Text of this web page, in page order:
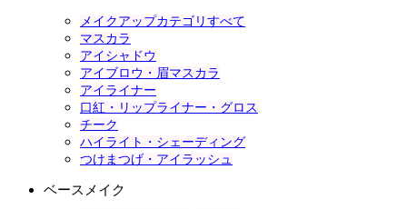
メイクアップカテゴリすべて
マスカラ
アイシャドウ
アイブロウ・眉マスカラ
アイライナー
口紅・リップライナー・グロス
チーク
ハイライト・シェーディング
つけまつげ・アイラッシュ
ベースメイク